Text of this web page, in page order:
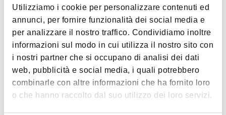
Utilizziamo i cookie per personalizzare contenuti ed
annunci, per fornire funzionalità dei social media e
per analizzare il nostro traffico. Condividiamo inoltre
informazioni sul modo in cui utilizza il nostro sito con
i nostri partner che si occupano di analisi dei dati
web, pubblicità e social media, i quali potrebbero
combinarle con altre informazioni che ha fornito loro
o che hanno raccolto dal suo utilizzo dei loro servizi.
9:00-13:00
节假日关闭
图片